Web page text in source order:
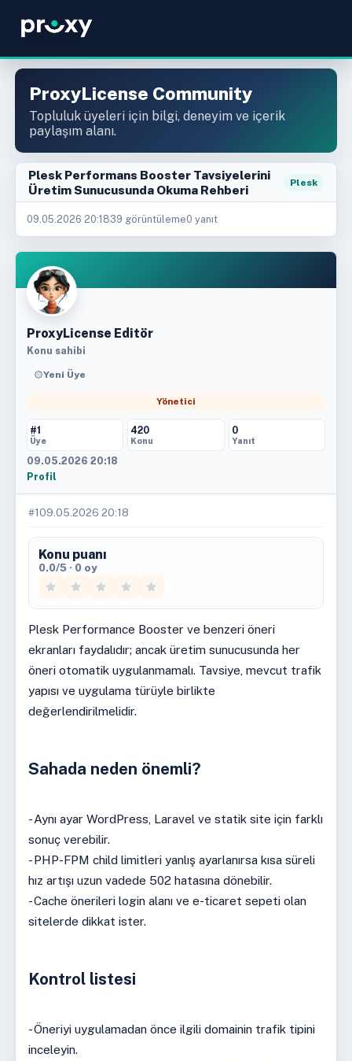
ProxyLicense Community
Topluluk üyeleri için bilgi, deneyim ve içerik
paylaşım alanı.
Plesk Performans Booster Tavsiyelerini
Üretim Sunucusunda Okuma Rehberi
Plesk
09.05.2026 20:1839 görüntüleme0 yanıt
ProxyLicense Editör
Konu sahibi
Yeni Üye
Yönetici
#1
Üye
420
Konu
0
Yanıt
09.05.2026 20:18
Profil
#1 09.05.2026 20:18
Konu puanı
0.0/5 · 0 oy
Plesk Performance Booster ve benzeri öneri
ekranları faydalıdır; ancak üretim sunucusunda her
öneri otomatik uygulanmamalı. Tavsiye, mevcut trafik
yapısı ve uygulama türüyle birlikte
değerlendirilmelidir.
Sahada neden önemli?
- Aynı ayar WordPress, Laravel ve statik site için farklı
sonuç verebilir.
- PHP-FPM child limitleri yanlış ayarlanırsa kısa süreli
hız artışı uzun vadede 502 hatasına dönebilir.
- Cache önerileri login alanı ve e-ticaret sepeti olan
sitelerde dikkat ister.
Kontrol listesi
- Öneriyi uygulamadan önce ilgili domainin trafik tipini
inceleyin.